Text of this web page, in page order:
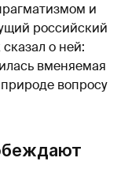
и
российский
о ней:
вменяемая
вопросу